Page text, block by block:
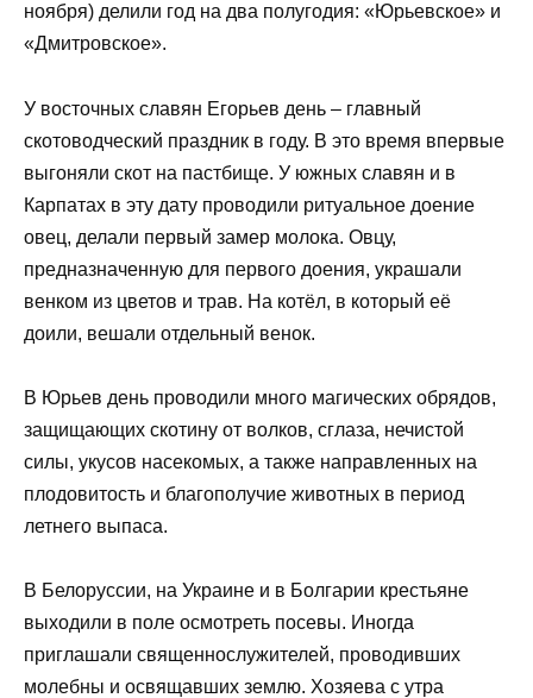
ноября) делили год на два полугодия: «Юрьевское» и
«Дмитровское».
У восточных славян Егорьев день – главный
скотоводческий праздник в году. В это время впервые
выгоняли скот на пастбище. У южных славян и в
Карпатах в эту дату проводили ритуальное доение
овец, делали первый замер молока. Овцу,
предназначенную для первого доения, украшали
венком из цветов и трав. На котёл, в который её
доили, вешали отдельный венок.
В Юрьев день проводили много магических обрядов,
защищающих скотину от волков, сглаза, нечистой
силы, укусов насекомых, а также направленных на
плодовитость и благополучие животных в период
летнего выпаса.
В Белоруссии, на Украине и в Болгарии крестьяне
выходили в поле осмотреть посевы. Иногда
приглашали священнослужителей, проводивших
молебны и освящавших землю. Хозяева с утра